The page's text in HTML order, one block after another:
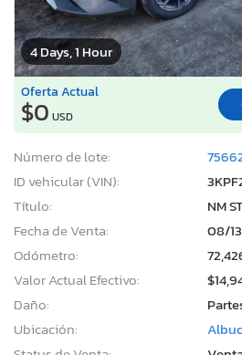
4 Days, 1 Hour
Oferta Actual
$0 USD
Número de lote:
ID vehicular (VIN):
Título:
NM
Fecha de Venta:
08/
Odómetro:
Valor Actual Efectivo:
Daño:
Ubicación: